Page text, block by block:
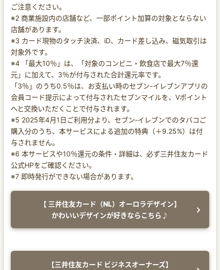
ご注意ください。
※2 商業施設内の店舗など、一部ポイント加算の対象とならない
店舗があります。
※3 カード現物のタッチ決済、iD、カード差し込み、磁気取引は
対象外です。
※4 「最大10％」は、「対象のコンビニ・飲食店で最大7％還
元」に加えて、3％が付与された合計還元率です。
「3％」のうち0.5％は、お支払い時のセブン-イレブンアプリの
会員コード提示によって付与されたセブンマイルを、Vポイント
へと交換いただくことで付与されます。
※5 2025年4月1日ご利用分より、セブン‐イレブンでのタバコご
購入分のうち、本サービスによる追加の特典（＋9.25%）は付
与されません。
※6 本サービスや10％還元の条件・詳細は、必ず三井住友カード
公式HPをご確認ください。
※7 即時発行ができない場合があります。
【 三井住友カード（NL）オーロラデザイン】
かわいいデザインが好きならこちら♪
【三井住友カード ビジネスオーナーズ】